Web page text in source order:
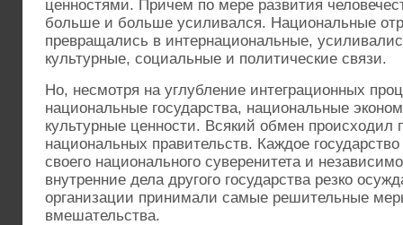
ценностями. Причем по мере развития
больше и больше усиливался. Национальные
превращались в интернациональные,
культурные, социальные и политические связи.
Но, несмотря на углубление интеграционных
национальные государства, национальные
культурные ценности. Всякий обмен
национальных правительств. Каждое
своего национального суверенитета и
внутренние дела другого государства резко
организации принимали самые решительные
вмешательства.